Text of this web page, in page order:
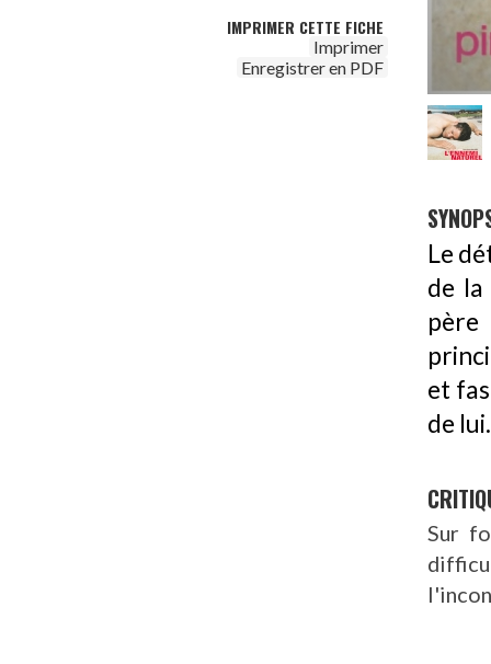
IMPRIMER CETTE FICHE
Imprimer
Enregistrer en PDF
Le
de
père
et
de lui.
Sur